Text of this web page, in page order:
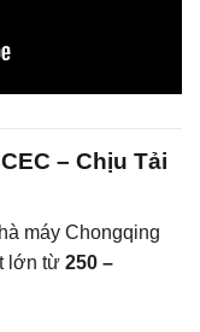
– Chịu Tải
máy Chongqing
lớn từ 250 –